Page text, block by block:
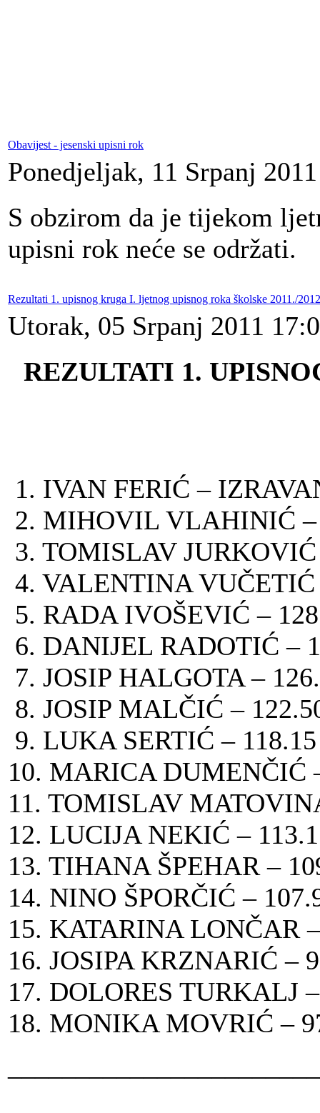
Obavijest - jesenski upisni rok
Ponedjeljak, 11 Srpanj
S obzirom da je tijekom
upisni rok neće se održati.
Rezultati 1. upisnog kruga I. ljetnog upisnog roka školske 2011./
Utorak, 05 Srpanj 2011
REZULTATI 1.
1. IVAN FERIĆ –
2. MIHOVIL VLAHINIĆ –
3. TOMISLAV
4. VALENTINA
5. RADA IVOŠEVIĆ –
6. DANIJEL RADOTIĆ –
7. JOSIP HALGOTA –
8. JOSIP MALČIĆ –
9. LUKA SERTIĆ –
10. MARICA DUMENČIĆ
11. TOMISLAV
12. LUCIJA NEKIĆ –
13. TIHANA ŠPEHAR –
14. NINO ŠPORČIĆ –
15. KATARINA LONČAR
16. JOSIPA KRZNARIĆ –
17. DOLORES TURKALJ
18. MONIKA MOVRIĆ –